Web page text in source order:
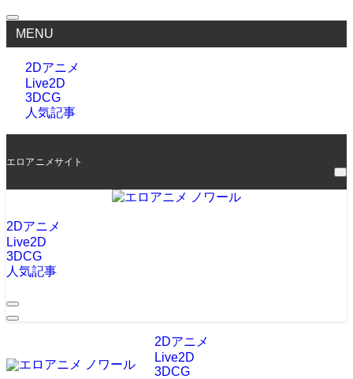
MENU
2Dアニメ
Live2D
3DCG
人気記事
エロアニメサイト
2Dアニメ
Live2D
3DCG
人気記事
2Dアニメ
Live2D
3DCG